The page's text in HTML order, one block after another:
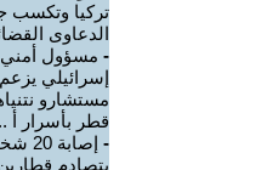
تركيا وتكسب
الدعاوى
- مسؤول أمني
إسرائيلي
مستشارو
قطر بأسرار أ
-
إصابة
بتصادم